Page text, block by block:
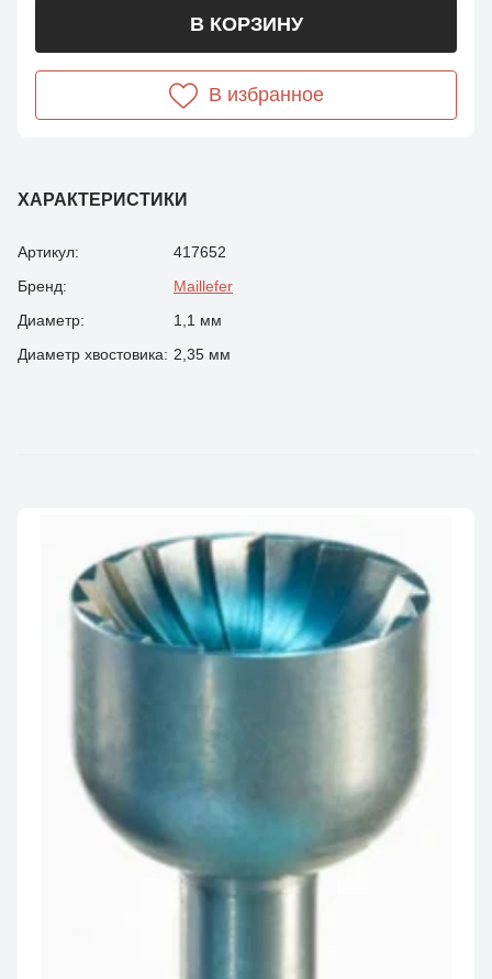
ХАРАКТЕРИСТИКИ
Артикул:
417652
Бренд:
Maillefer
Диаметр:
1,1 мм
Диаметр хвостовика: 2,35 мм
В КОРЗИНУ
В избранное